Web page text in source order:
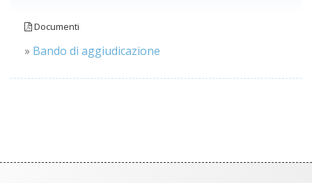
Documenti
» Bando di aggiudicazione